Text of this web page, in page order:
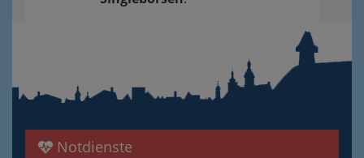
Notdienste